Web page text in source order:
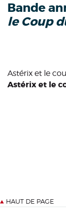
Bande
le Coup
Astérix et le
Astérix et le
HAUT DE PAGE